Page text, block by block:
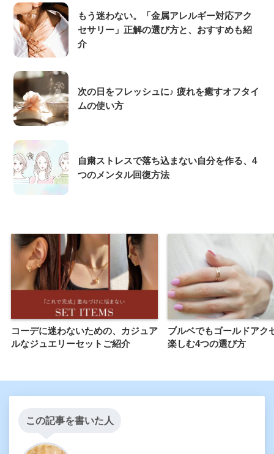
もう迷わない。「金属アレルギー対応アク
セサリー」正解の選び方と、おすすめも紹
介
次の日をフレッシュに♪ 疲れを癒すオフタイ
ムの使い方
自粛ストレスで落ち込まない自分を作る、4
つのメンタル回復方法
コーデに迷わないための、カジュア
ルなジュエリーセットご紹介
ブルベでもゴールドアク
楽しむ4つの選び方
この記事を書いた人